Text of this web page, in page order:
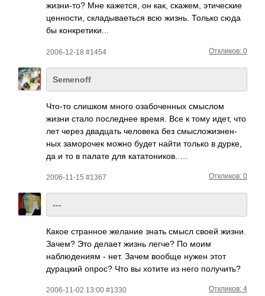
жизн­и-то? Мне каже­тся, он как, скажем, этич­еские
ценн­ости, скла­дыва­еться всю жизнь. Только сюда
бы конк­рети­ки...
2006-12-18 #1454 Откликов: 0
Semenoff
Что-то слишком много озаб­очен­ных смыслом
жизни стало посл­еднее время. Все к тому идет, что
лет через двад­цать чело­века без смыс­ложи­знен­
ных замо­рочек можно будет найти только в дурке,
да и то в палате для ката­тони­ков. …
2006-11-15 #1367 Откликов: 0
---
Какое странное желание знать смысл своей жизни.
Зачем? Это делает жизнь легче? По моим
наблюдениям - нет. Зачем вообще нужен этот
дурацкий опрос? Что вы хотите из него получить?
2006-11-02 13:00 #1330 Откликов: 4